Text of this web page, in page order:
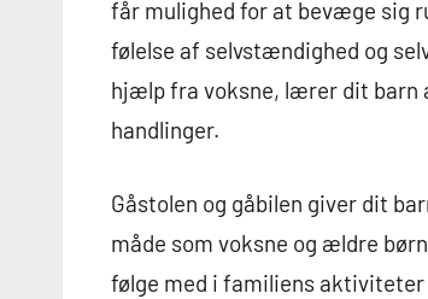
får mulighed for at bevæge sig
følelse af selvstændighed og
hjælp fra voksne, lærer dit barn
handlinger.
Gåstolen og gåbilen giver dit
måde som voksne og ældre
følge med i familiens aktiviteter